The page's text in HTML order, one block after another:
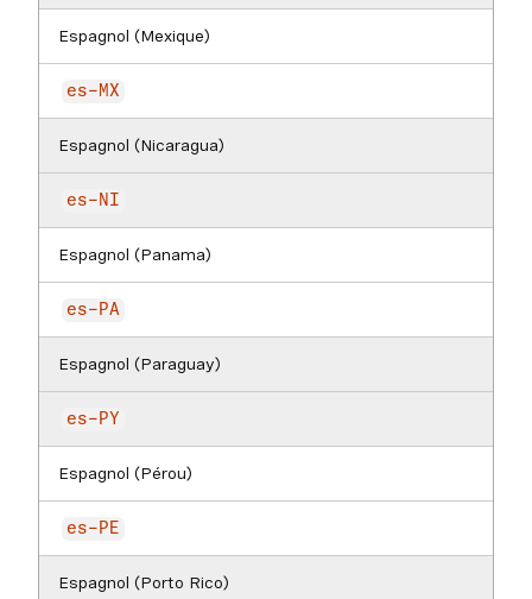
Espagnol (Mexique)
es-MX
Espagnol (Nicaragua)
es-NI
Espagnol (Panama)
es-PA
Espagnol (Paraguay)
es-PY
Espagnol (Pérou)
es-PE
Espagnol (Porto Rico)